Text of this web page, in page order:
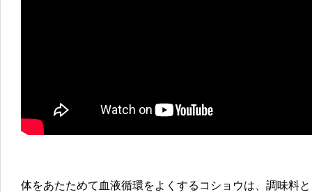
体をあたためて血液循環をよくするコショウは、調味料